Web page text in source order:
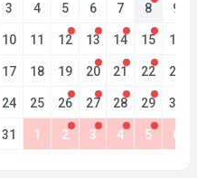
3 4 5 6 7 8 9
10 11 12 13 14 15 16
17 18 19 20 21 22 23
24 25 26 27 28 29 30
31 1 2 3 4 5 6